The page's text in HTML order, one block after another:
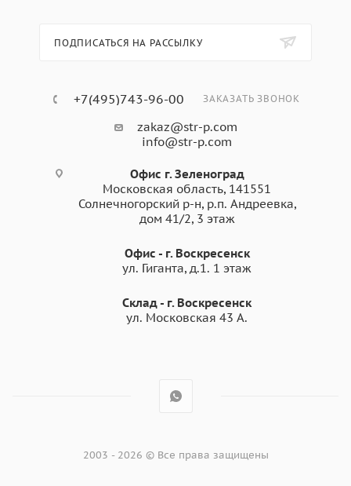
ПОДПИСАТЬСЯ НА РАССЫЛКУ
+7(495)743-96-00 ЗАКАЗАТЬ ЗВОНОК
zakaz@str-p.com
info@str-p.com
Офис г. Зеленоград
Московская область, 141551
Солнечногорский р-н, р.п. Андреевка,
дом 41/2, 3 этаж
Офис - г. Воскресенск
ул. Гиганта, д.1. 1 этаж
Склад - г. Воскресенск
ул. Московская 43 А.
2003 - 2026 © Все права защищены